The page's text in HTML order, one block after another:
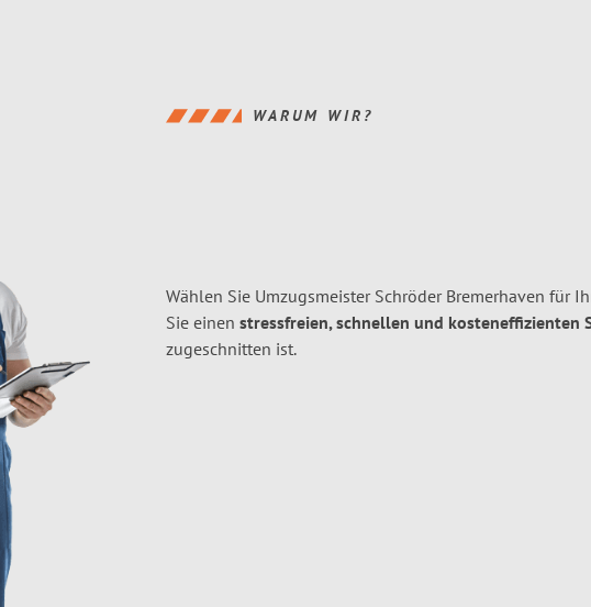
WARUM WIR?
Wählen Sie Umzugsmeister Schröder Bremerhaven für
Sie einen stressfreien, schnellen und kosteneffizienten
zugeschnitten ist.